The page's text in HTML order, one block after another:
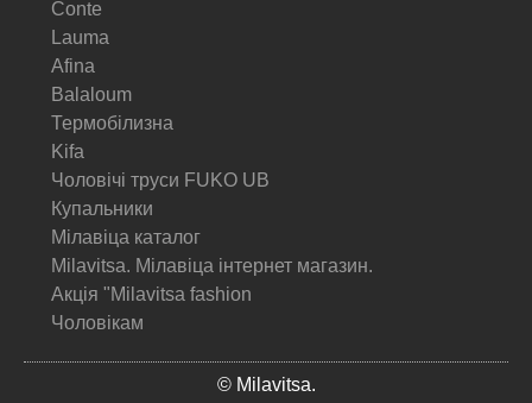
Conte
Lauma
Afina
Balaloum
Термобілизна
Kifa
Чоловічі труси FUKO UB
Купальники
Мілавіца каталог
Milavitsa. Мілавіца інтернет магазин.
Акція "Milavitsa fashion
Чоловікам
© Milavitsa.